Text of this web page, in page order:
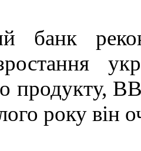
банк
продукту,
року він